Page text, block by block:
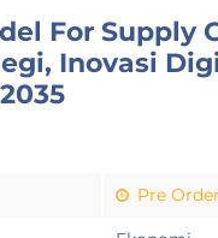
For Supply
Inovasi
Pre Order